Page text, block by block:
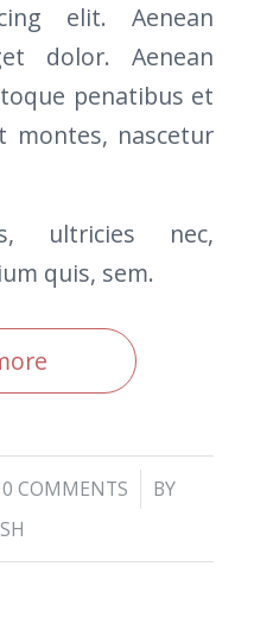
elit. Aenean
dolor. Aenean
penatibus et
montes, nascetur
ultricies nec,
quis, sem.
0 COMMENTS
/
BY